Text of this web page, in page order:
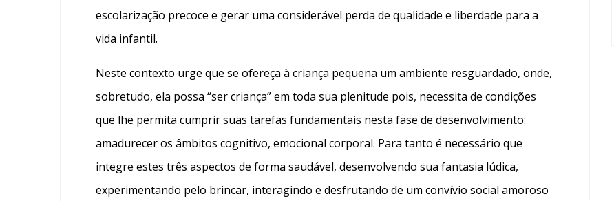
escolarização precoce e gerar uma considerável perda de qualidade e liberdade para a
vida infantil.
Neste contexto urge que se ofereça à criança pequena um ambiente resguardado, onde,
sobretudo, ela possa “ser criança” em toda sua plenitude pois, necessita de condições
que lhe permita cumprir suas tarefas fundamentais nesta fase de desenvolvimento:
amadurecer os âmbitos cognitivo, emocional corporal. Para tanto é necessário que
integre estes três aspectos de forma saudável, desenvolvendo sua fantasia lúdica,
experimentando pelo brincar, interagindo e desfrutando de um convívio social amoroso